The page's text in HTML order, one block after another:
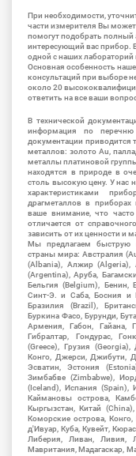
При необходимости,
части измерителя Вы
помогут подобрать полный
интересующий вас прибор.
одной с наших
Основная особенность
консультаций при выборе
около 20
ответить на все ваши
В технической
информация по
документации приводится
металлов: золото Au,
металлы платиновой
находятся в природе в
столь высокую цену. У нас
характеристиками
драгметаллов в
ваше внимание, что
отличается от
зависить от их ценности и
Мы предлагаем быструю
страны мира: Австралия
(Albania), Алжир (Algeria),
(Argentina), Аруба,
Бельгия (Belgium), Бенин,
Синт-Э. и Саба, Босния и
Бразилия (Brazil),
Буркина Фасо, Бурунди,
Армения, Габон, Гайана,
Гибралтар, Гондурас,
(Greece), Грузия
Конго, Джерси, Джибути,
Эсватин, Эстония
Зимбабве (Zimbabwe),
(Iceland), Испания (Spain),
Каймановы острова,
Кыргызстан, Китай
Коморские острова, Конго,
д'Ивуар, Куба, Кувейт,
Либерия, Ливан, Ливия,
Мавритания, Мадагаскар,